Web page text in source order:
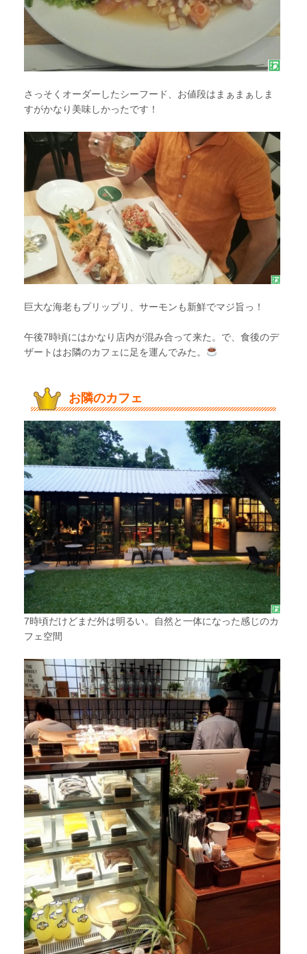
さっそくオーダーしたシーフード、お値段はまぁまぁしま
すがかなり美味しかったです！
巨大な海老もプリップリ、サーモンも新鮮でマジ旨っ！
午後7時頃にはかなり店内が混み合って来た。で、食後のデ
ザートはお隣のカフェに足を運んでみた。
お隣のカフェ
7時頃だけどまだ外は明るい。自然と一体になった感じのカ
フェ空間